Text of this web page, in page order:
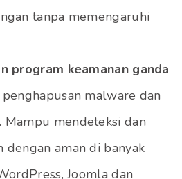
tanpa memengaruhi
program keamanan ganda
malware dan
Mampu mendeteksi dan
dengan aman di banyak
Joomla dan